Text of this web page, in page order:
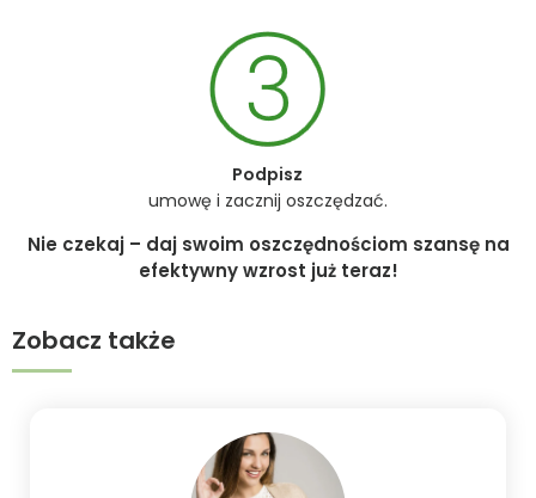
Podpisz
umowę i zacznij oszczędzać.
Nie czekaj – daj swoim oszczędnościom szansę na
efektywny wzrost już teraz!
Zobacz także